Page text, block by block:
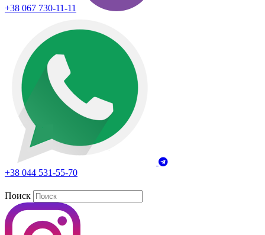
+38 067 730-11-11
+38 044 531-55-70
Поиск